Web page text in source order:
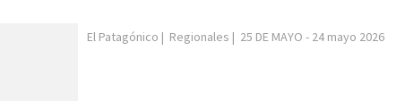
El Patagónico | Regionales | 25 DE MAYO - 24 mayo 2026